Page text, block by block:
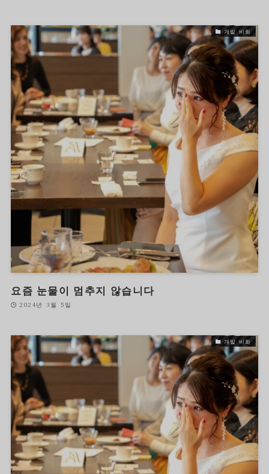
개발 비화
요즘 눈물이 멈추지 않습니다
2024년 3월 5일
개발 비화